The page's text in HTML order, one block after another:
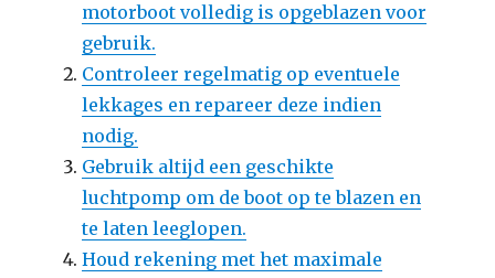
motorboot volledig is opgeblazen voor
gebruik.
Controleer regelmatig op eventuele
lekkages en repareer deze indien
nodig.
Gebruik altijd een geschikte
luchtpomp om de boot op te blazen en
te laten leeglopen.
Houd rekening met het maximale